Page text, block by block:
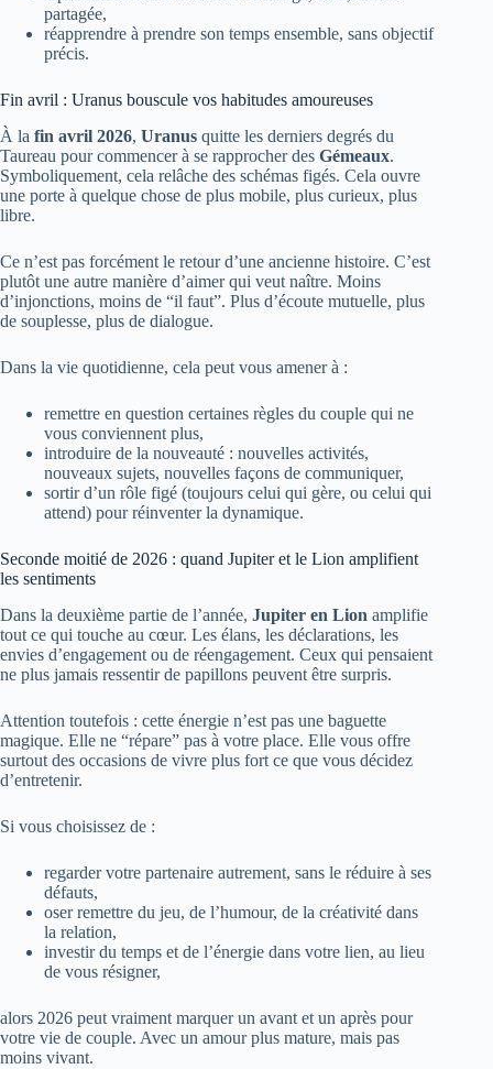
partagée,
réapprendre à prendre son temps ensemble, sans objectif
précis.
Fin avril : Uranus bouscule vos habitudes amoureuses
À la fin avril 2026, Uranus quitte les derniers degrés du
Taureau pour commencer à se rapprocher des Gémeaux.
Symboliquement, cela relâche des schémas figés. Cela ouvre
une porte à quelque chose de plus mobile, plus curieux, plus
libre.
Ce n’est pas forcément le retour d’une ancienne histoire. C’est
plutôt une autre manière d’aimer qui veut naître. Moins
d’injonctions, moins de “il faut”. Plus d’écoute mutuelle, plus
de souplesse, plus de dialogue.
Dans la vie quotidienne, cela peut vous amener à :
remettre en question certaines règles du couple qui ne
vous conviennent plus,
introduire de la nouveauté : nouvelles activités,
nouveaux sujets, nouvelles façons de communiquer,
sortir d’un rôle figé (toujours celui qui gère, ou celui qui
attend) pour réinventer la dynamique.
Seconde moitié de 2026 : quand Jupiter et le Lion amplifient
les sentiments
Dans la deuxième partie de l’année, Jupiter en Lion amplifie
tout ce qui touche au cœur. Les élans, les déclarations, les
envies d’engagement ou de réengagement. Ceux qui pensaient
ne plus jamais ressentir de papillons peuvent être surpris.
Attention toutefois : cette énergie n’est pas une baguette
magique. Elle ne “répare” pas à votre place. Elle vous offre
surtout des occasions de vivre plus fort ce que vous décidez
d’entretenir.
Si vous choisissez de :
regarder votre partenaire autrement, sans le réduire à ses
défauts,
oser remettre du jeu, de l’humour, de la créativité dans
la relation,
investir du temps et de l’énergie dans votre lien, au lieu
de vous résigner,
alors 2026 peut vraiment marquer un avant et un après pour
votre vie de couple. Avec un amour plus mature, mais pas
moins vivant.